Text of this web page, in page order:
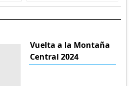
Vuelta a la Montaña
Central 2024